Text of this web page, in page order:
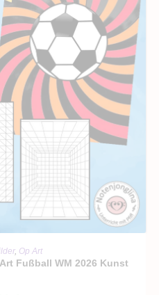
, Op Art
Fußball WM 2026 Kunst